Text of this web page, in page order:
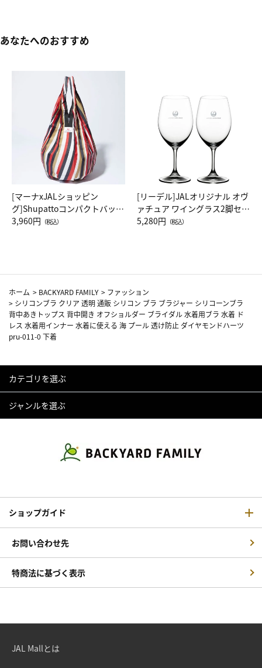
あなたへのおすすめ
[マーナxJALショッピン
グ]Shupattoコンパクトバッグ
Drop JAL客室乗務員（LC）ス
3,960円 （税込）
[リーデル]JALオリジナル オヴ
ァチュア ワイングラス2脚セッ
ト（レッドワイン）
5,280円 （税込）
ホーム > BACKYARD FAMILY > ファッション
> シリコンブラ クリア 透明 通販 シリコン ブラ ブラジャー シリコーンブラ
背中あきトップス 背中開き オフショルダー ブライダル 水着用ブラ 水着 ド
レス 水着用インナー 水着に使える 海 プール 透け防止 ダイヤモンドハーツ
pru-011-0 下着
カテゴリを選ぶ
ジャンルを選ぶ
ショップガイド
お問い合わせ先
特商法に基づく表示
JAL Mallとは